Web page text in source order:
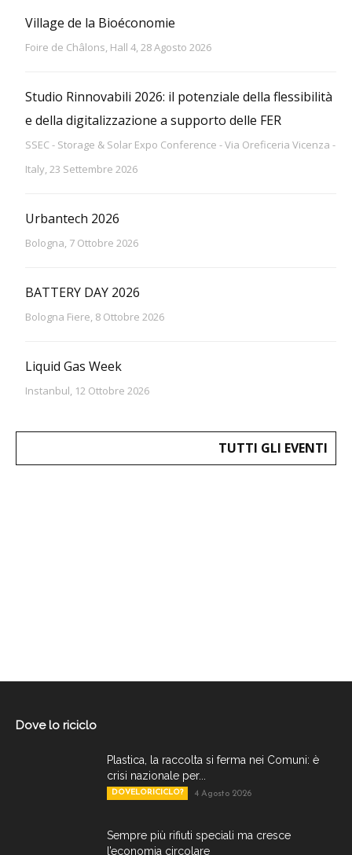
Village de la Bioéconomie
Foire de Châlons, Hall 4, 28 Agosto 2026
Studio Rinnovabili 2026: il potenziale della flessibilità
e della digitalizzazione a supporto delle FER
SSEC - Storage & Solar Expo Conference - Via Oreficeria Vicenza -
Italy, 23 Settembre 2026
Urbantech 2026
Bologna, 7 Ottobre 2026
BATTERY DAY 2026
Bologna Fiere, 8 Ottobre 2026
Liquid Gas Week
Instanbul, 12 Ottobre 2026
TUTTI GLI EVENTI
Dove lo riciclo
Plastica, la raccolta si ferma nei Comuni: è
crisi nazionale per...
DOVELORICICLO? 4 Agosto 2026
Sempre più rifiuti speciali ma cresce
l’economia circolare